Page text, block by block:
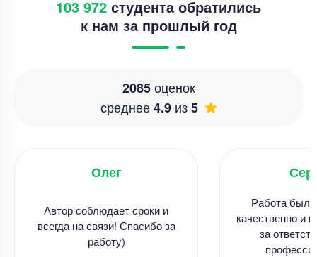
103 972 студента обратились
к нам за прошлый год
2085оценок
среднее4.9 из5
Олег
Автор соблюдает сроки и
всегда на связи! Спасибо за
работу)
Работа
качественно и
за